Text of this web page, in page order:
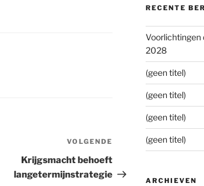
Volgend
VOLGENDE
Krijgsmacht behoeft
langetermijnstrategie
RECENTE
Voorlichtingen
2028
(geen titel)
(geen titel)
(geen titel)
(geen titel)
ARCHIEVEN